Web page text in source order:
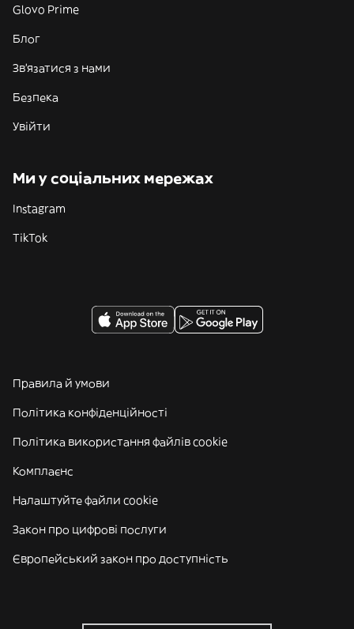
Glovo Prime
Блог
Зв'язатися з нами
Безпека
Увійти
Ми у соціальних мережах
Instagram
TikTok
Правила й умови
Політика конфіденційності
Політика використання файлів cookie
Комплаєнс
Налаштуйте файли cookie
Закон про цифрові послуги
Європейський закон про доступність